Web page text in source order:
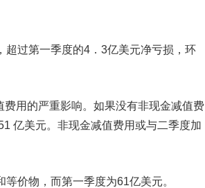
超过第一季度的4 ． 3亿美元净亏损 ， 环
费用的严重影响。如果没有非现金减值费
亿美元。 非现金减值费用或与二季度加
价物，而第一季度为61亿美元。